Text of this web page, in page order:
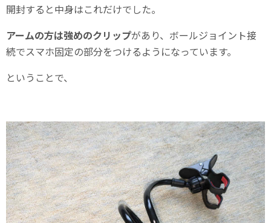
開封すると中身はこれだけでした。
アームの方は強めのクリップがあり、ボールジョイント接
続でスマホ固定の部分をつけるようになっています。
ということで、